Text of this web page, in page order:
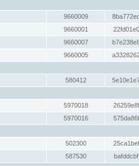
9660009
9660001
9660007
9660005
580412
5970018
5970016
502300
587530